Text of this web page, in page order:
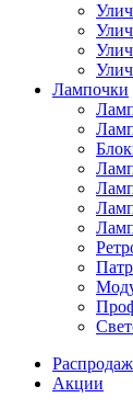
Лампочки
Акции